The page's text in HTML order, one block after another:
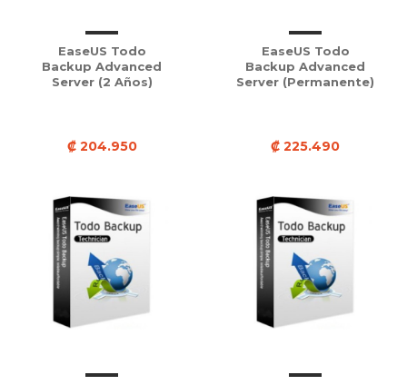
EaseUS Todo
Backup Advanced
Server (2 Años)
₡ 204.950
EaseUS Todo
Backup Advanced
Server (Permanente)
₡ 225.490